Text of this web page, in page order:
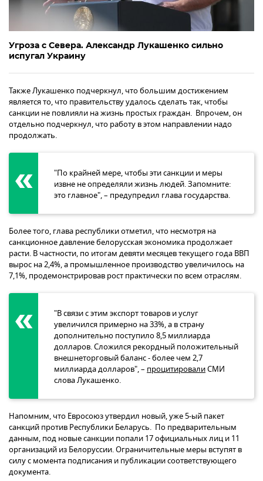
Угроза с Севера. Александр Лукашенко сильно
испугал Украину
Также Лукашенко подчеркнул, что большим достижением
является то, что правительству удалось сделать так, чтобы
санкции не повлияли на жизнь простых граждан. Впрочем, он
отдельно подчеркнул, что работу в этом направлении надо
продолжать.
"По крайней мере, чтобы эти санкции и меры
извне не определяли жизнь людей. Запомните:
это главное", – предупредил глава государства.
Более того, глава республики отметил, что несмотря на
санкционное давление белорусская экономика продолжает
расти. В частности, по итогам девяти месяцев текущего года ВВП
вырос на 2,4%, а промышленное производство увеличилось на
7,1%, продемонстрировав рост практически по всем отраслям.
"В связи с этим экспорт товаров и услуг
увеличился примерно на 33%, а в страну
дополнительно поступило 8,5 миллиарда
долларов. Сложился рекордный положительный
внешнеторговый баланс - более чем 2,7
миллиарда долларов", – процитировалиСМИ
слова Лукашенко.
Напомним, что Евросоюз утвердил новый, уже 5-ый пакет
санкций против Республики Беларусь. По предварительным
данным, под новые санкции попали 17 официальных лиц и 11
организаций из Белоруссии. Ограничительные меры вступят в
силу с момента подписания и публикации соответствующего
документа.